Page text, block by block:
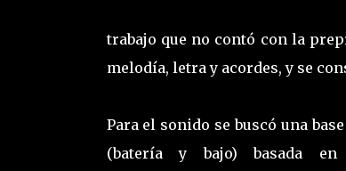
trabajo que no contó con la
melodía, letra y acordes, y se
Para el sonido se buscó una
(batería y bajo) basada